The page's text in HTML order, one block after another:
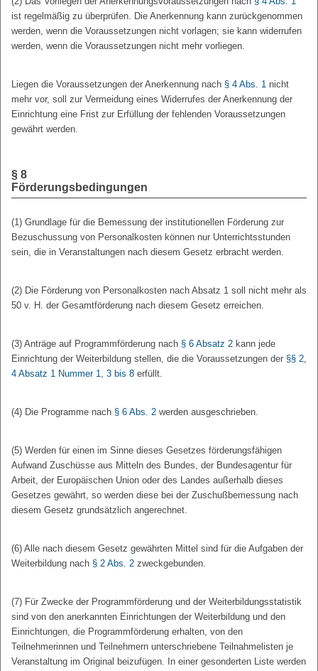
ist regelmäßig zu überprüfen. Die Anerkennung kann zurückgenommen
werden, wenn die Voraussetzungen nicht vorlagen; sie kann widerrufen
werden, wenn die Voraussetzungen nicht mehr vorliegen.
Liegen die Voraussetzungen der Anerkennung nach § 4 Abs. 1 nicht
mehr vor, soll zur Vermeidung eines Widerrufes der Anerkennung der
Einrichtung eine Frist zur Erfüllung der fehlenden Voraussetzungen
gewährt werden.
§ 8
Förderungsbedingungen
(1) Grundlage für die Bemessung der institutionellen Förderung zur
Bezuschussung von Personalkosten können nur Unterrichtsstunden
sein, die in Veranstaltungen nach diesem Gesetz erbracht werden.
(2) Die Förderung von Personalkosten nach Absatz 1 soll nicht mehr als
50 v. H. der Gesamtförderung nach diesem Gesetz erreichen.
(3) Anträge auf Programmförderung nach § 6 Absatz 2 kann jede
Einrichtung der Weiterbildung stellen, die die Voraussetzungen der §§ 2
4 Absatz 1 Nummer 1, 3 bis 8 erfüllt.
(4) Die Programme nach § 6 Abs. 2 werden ausgeschrieben.
(5) Werden für einen im Sinne dieses Gesetzes förderungsfähigen
Aufwand Zuschüsse aus Mitteln des Bundes, der Bundesagentur für
Arbeit, der Europäischen Union oder des Landes außerhalb dieses
Gesetzes gewährt, so werden diese bei der Zuschußbemessung nach
diesem Gesetz grundsätzlich angerechnet.
(6) Alle nach diesem Gesetz gewährten Mittel sind für die Aufgaben der
Weiterbildung nach § 2 Abs. 2 zweckgebunden.
(7) Für Zwecke der Programmförderung und der Weiterbildungsstatistik
sind von den anerkannten Einrichtungen der Weiterbildung und den
Einrichtungen, die Programmförderung erhalten, von den
Teilnehmerinnen und Teilnehmern unterschriebene Teilnahmelisten je
Veranstaltung im Original beizufügen. In einer gesonderten Liste werden